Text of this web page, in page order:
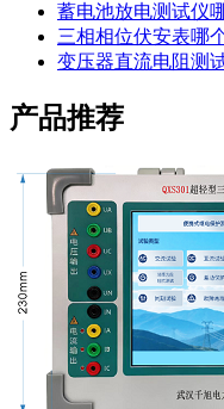
蓄电池放电测试仪
三相相位伏安表哪
变压器直流电阻测
产品推荐